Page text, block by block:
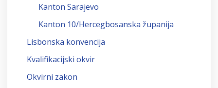
Kanton Sarajevo
Kanton 10/Hercegbosanska županija
Lisbonska konvencija
Kvalifikacijski okvir
Okvirni zakon